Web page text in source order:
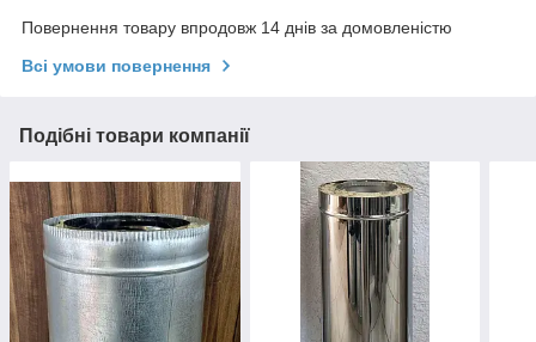
Повернення товару впродовж 14 днів за домовленістю
Всі умови повернення
Подібні товари компанії